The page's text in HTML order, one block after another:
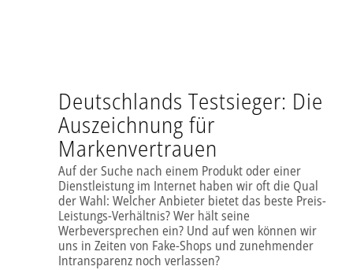
Deutschlands Testsieger: Die
Auszeichnung für
Markenvertrauen
Auf der Suche nach einem Produkt oder einer
Dienstleistung im Internet haben wir oft die Qual
der Wahl: Welcher Anbieter bietet das beste Preis-
Leistungs-Verhältnis? Wer hält seine
Werbeversprechen ein? Und auf wen können wir
uns in Zeiten von Fake-Shops und zunehmender
Intransparenz noch verlassen?